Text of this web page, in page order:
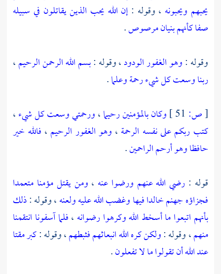
يحبهم ويحبونه ، وقوله :إن الله يحب الذين يقاتلون في سبيله
صفا كأنهم بنيان مرصوص.
وقوله :وهو الغفور الودود، وقوله :بسم الله الرحمن الرحيم،
ربنا وسعت كل شيء رحمة وعلما.
[ص: وكان بالمؤمنين رحيما،ورحمتي وسعت كل شيء،
كتب ربكم على نفسه الرحمة ، وهو الغفور الرحيم ، فالله خير
حافظا وهو أرحم الراحمين.
قوله : رضي الله عنهم ورضوا عنه ، ومن يقتل مؤمنا متعمدا
فجزاؤه جهنم خالدا فيها وغضب الله عليه ولعنه، وقوله :ذلك
بأنهم اتبعوا ما أسخط الله وكرهوا رضوانه ،فلما آسفونا انتقمنا
منهم، وقوله :ولكن كره الله انبعاثهم فثبطهم، وقوله :كبر مقتا
عند الله أن تقولوا ما لا تفعلون.